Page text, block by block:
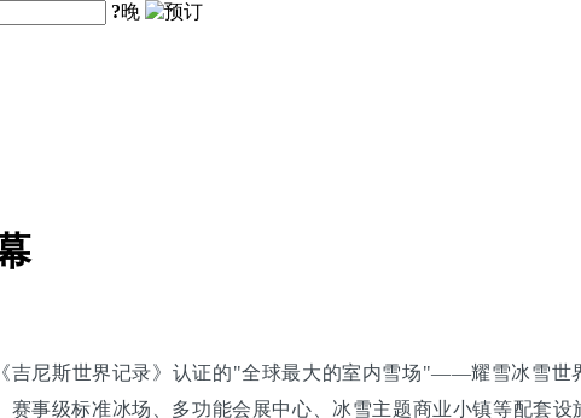
?晚
吉尼斯世界记录》认证的"全球最大的室内雪场"——耀雪冰雪世
事级标准冰场、多功能会展中心、冰雪主题商业小镇等配套